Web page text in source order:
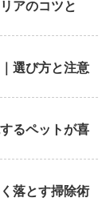
アのコツと
選び方と注意
るペットが喜
落とす掃除術